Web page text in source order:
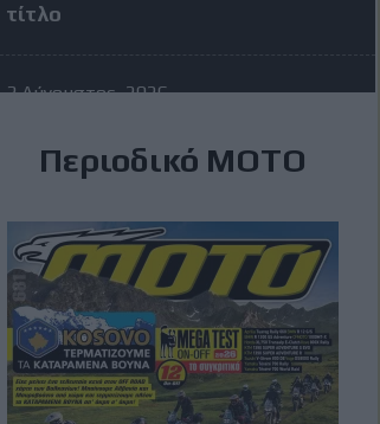
τίτλο
3 Αύγουστος, 2026
διώξει τον Vinales στην μέση
Ισπανού
3 Αύγουστος, 2026
Romaniacs: Τελικά
αποτελέσματα ανά κατηγορία –
Τι θέσεις πήραν οι Έλληνες
Περιοδικό ΜΟΤΟ